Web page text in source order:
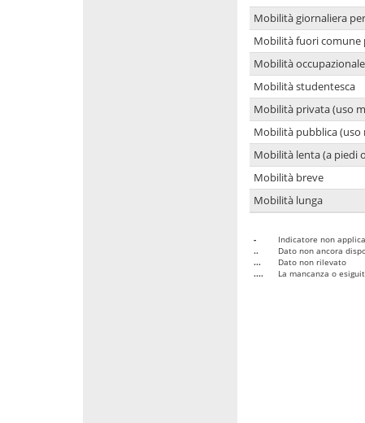
Mobilità giornaliera
Mobilità fuori comune
Mobilità occupazionale
Mobilità studentesca
Mobilità privata (uso
Mobilità pubblica (uso
Mobilità lenta (a piedi
Mobilità breve
Mobilità lunga
-
Indicatore non
..
Dato non ancora
...
Dato non rilevato
....
La mancanza o